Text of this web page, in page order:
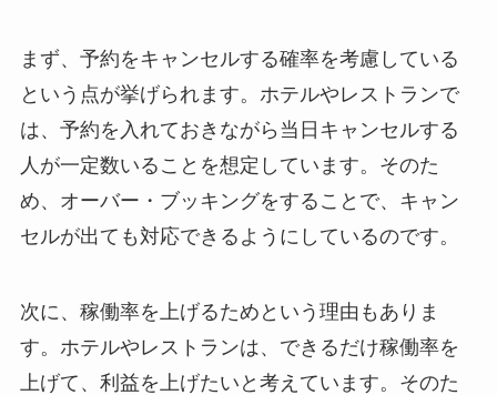
まず、 予約をキャンセルする確率を考慮している
という点が挙げられます。ホテルやレストランで
は、予約を入れておきながら当日キャンセルする
人が一定数いることを想定しています。そのた
め、オーバー・ブッキングをすることで、キャン
セルが出ても対応できるようにしているのです。
次に、 稼働率を上げるため という理由もありま
す。ホテルやレストランは、できるだけ稼働率を
上げて、利益を上げたいと考えています。そのた